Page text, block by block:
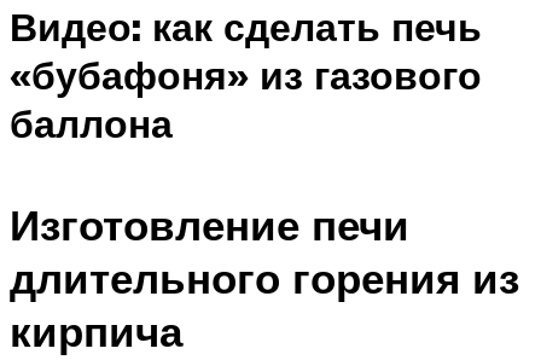
Видео: как сделать печь
«бубафоня» из газового
баллона
Изготовление печи
длительного горения из
кирпича